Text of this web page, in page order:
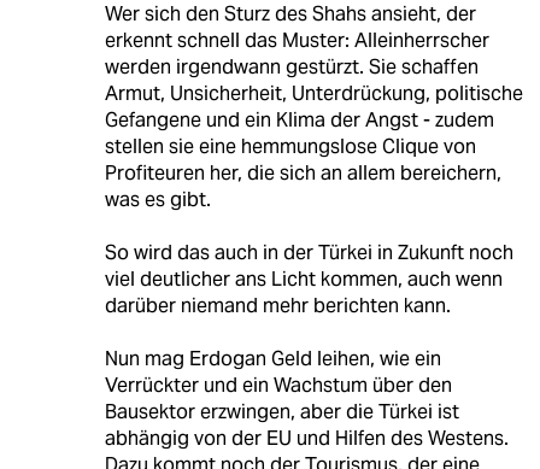
Wer sich den Sturz des Shahs ansieht, der
erkennt schnell das Muster: Alleinherrscher
werden irgendwann gestürzt. Sie schaffen
Armut, Unsicherheit, Unterdrückung, politische
Gefangene und ein Klima der Angst - zudem
stellen sie eine hemmungslose Clique von
Profiteuren her, die sich an allem bereichern,
was es gibt.
So wird das auch in der Türkei in Zukunft noch
viel deutlicher ans Licht kommen, auch wenn
darüber niemand mehr berichten kann.
Nun mag Erdogan Geld leihen, wie ein
Verrückter und ein Wachstum über den
Bausektor erzwingen, aber die Türkei ist
abhängig von der EU und Hilfen des Westens.